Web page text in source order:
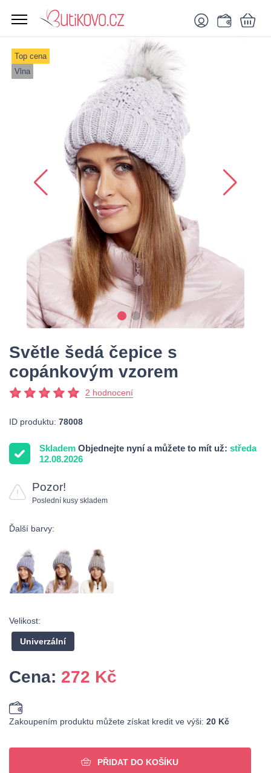
Top cena
Vlna
Světle šedá čepice s
copánkovým vzorem
2 hodnocení
ID produktu: 78008
Skladem Objednejte nyní a můžete to mít už: středa
12.08.2026
Pozor!
Poslední kusy skladem
Ďalší barvy:
Velikost:
Univerzální
Cena: 272 Kč
Zakoupením produktu můžete získat kredit ve výši: 20 Kč
PŘIDAT DO KOŠÍKU